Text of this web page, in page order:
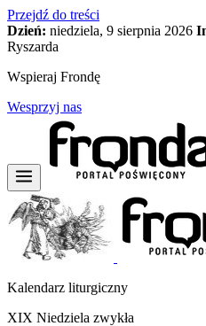
Przejdź do treści
Dzień: niedziela, 9 sierpnia 2026
Ryszarda
Wspieraj Frondę
Wesprzyj nas
Kalendarz liturgiczny
XIX Niedziela zwykła